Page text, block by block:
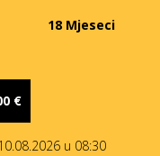
18 Mjeseci
€
u 08:30